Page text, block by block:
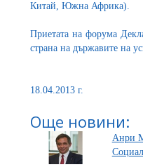
Китай, Южна Африка).
Приетата на форума
страна на държавите на
18.04.2013 г.
Още новини:
Анри